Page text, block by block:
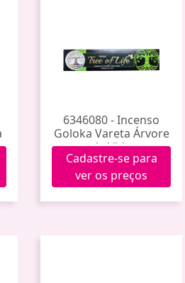
6346080 - Incenso
Goloka Vareta Árvore
da Vida
Cadastre-se para
ver os preços